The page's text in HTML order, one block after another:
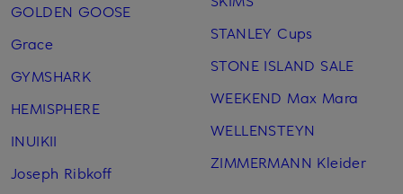
GOLDEN GOOSE
Grace
GYMSHARK
HEMISPHERE
INUIKII
Joseph Ribkoff
STANLEY Cups
STONE ISLAND SALE
WEEKEND Max Mara
WELLENSTEYN
ZIMMERMANN Kleider